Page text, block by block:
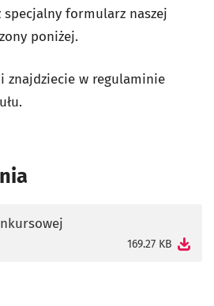
specjalny formularz naszej
poniżej.
znajdziecie w regulaminie
169.27 KB